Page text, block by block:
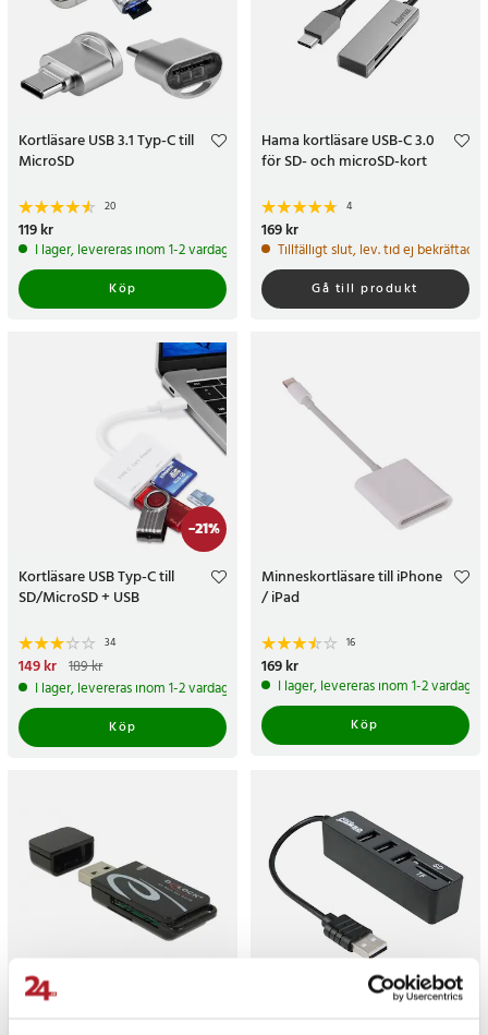
Kortläsare USB 3.1 Typ-C till
MicroSD
20
Pris:119 kr
119 kr
I lager, levereras inom 1-2 vardagar
Köp
Hama kortläsare USB-C 3.0
för SD- och microSD-kort
4
Pris:169 kr
169 kr
Tillfälligt slut, lev. tid ej bekräftad.
Gå till produkt
-21%
Kortläsare USB Typ-C till
SD/MicroSD + USB
34
Nuvarande pris
pris:189 kr
149 kr 189 kr
I lager, levereras inom 1-2 vardagar
Köp
Minneskortläsare till iPhone
/ iPad
16
Pris:169 kr
169 kr
I lager, levereras inom 1-2 vardagar
Köp